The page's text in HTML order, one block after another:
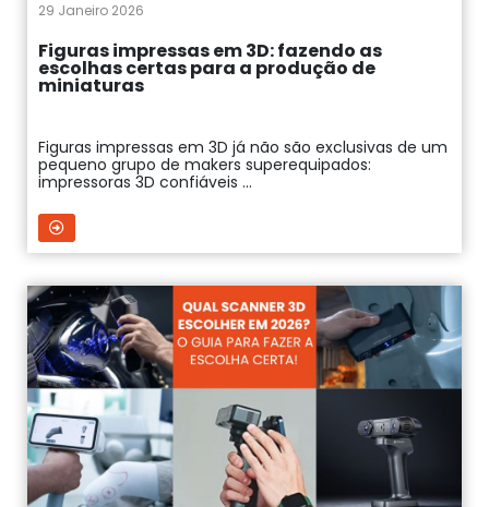
29 Janeiro 2026
Figuras impressas em 3D: fazendo as
escolhas certas para a produção de
miniaturas
Figuras impressas em 3D já não são exclusivas de um
pequeno grupo de makers superequipados:
impressoras 3D confiáveis ...